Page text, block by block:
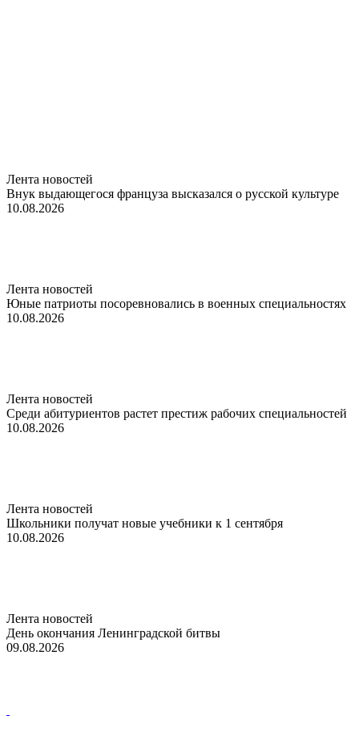
Лента новостей
Внук выдающегося француза высказался о русской культуре
10.08.2026
Лента новостей
Юные патриоты посоревновались в военных специальностях
10.08.2026
Лента новостей
Среди абитуриентов растет престиж рабочих специальностей
10.08.2026
Лента новостей
Школьники получат новые учебники к 1 сентября
10.08.2026
Лента новостей
День окончания Ленинградской битвы
09.08.2026